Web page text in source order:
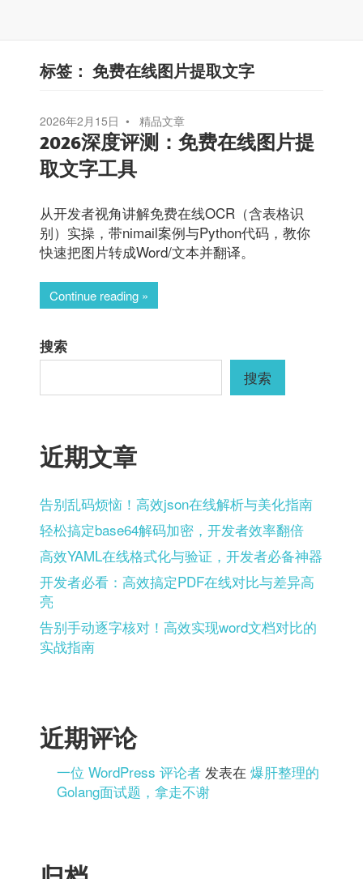
标签： 免费在线图片提取文字
2026年2月15日 精品文章
2026深度评测：免费在线图片提
取文字工具
从开发者视角讲解免费在线OCR（含表格识
别）实操，带nimail案例与Python代码，教你
快速把图片转成Word/文本并翻译。
Continue reading
搜索
搜索
近期文章
告别乱码烦恼！高效json在线解析与美化指南
轻松搞定base64解码加密，开发者效率翻倍
高效YAML在线格式化与验证，开发者必备神器
开发者必看：高效搞定PDF在线对比与差异高
亮
告别手动逐字核对！高效实现word文档对比的
实战指南
近期评论
一位 WordPress 评论者 发表在爆肝整理的
Golang面试题，拿走不谢